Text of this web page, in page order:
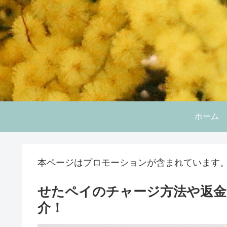
ホーム
本ページはプロモーションが含まれています
せたペイのチャージ方法や返
介！